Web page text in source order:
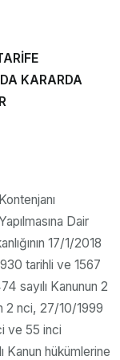
KARARDA
Dair
17/1/2018
tarihli ve 1567
sayılı Kanunun 2
2 nci, 27/10/1999
ve 55 inci
Kanun hükümlerine